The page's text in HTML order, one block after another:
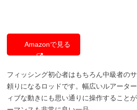
Amazonで見る
フィッシング初心者はもちろん中級者の
頼りになるロッドです。幅広いルアータ
ィブな動きにも思い通りに操作すること